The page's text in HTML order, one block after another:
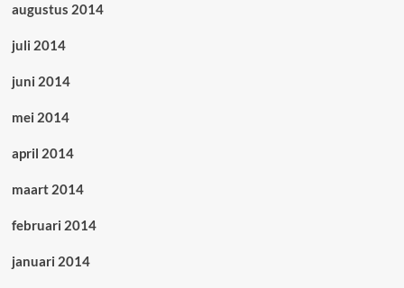
augustus 2014
juli 2014
juni 2014
mei 2014
april 2014
maart 2014
februari 2014
januari 2014